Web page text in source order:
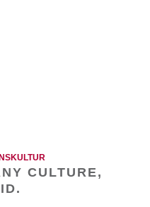
CULTURE,